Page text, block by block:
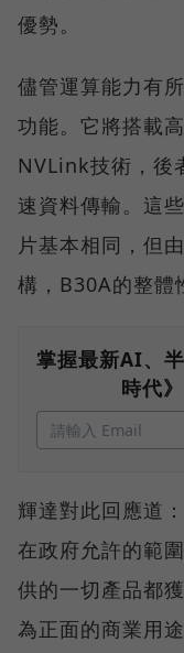
優勢。
儘管運算能力有
功能。它將搭載
NVLink技術，後
速資料傳輸。這
片基本相同，但
構，B30A的整體
掌握最新AI、
時代
輝達對此回應道
在政府允許的範
供的一切產品都
為正面的商業用途